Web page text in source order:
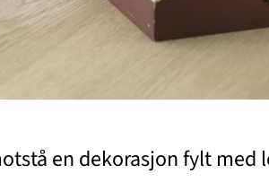
en dekorasjon fylt